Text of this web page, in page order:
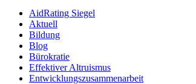
AidRating Siegel
Aktuell
Bildung
Blog
Bürokratie
Effektiver Altruismus
Entwicklungszusammenarbeit